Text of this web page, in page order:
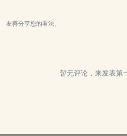
友善分享您的看法。
暂无评论，来发表第